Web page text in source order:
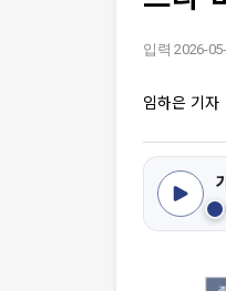
입력 2026-
임하은 기자